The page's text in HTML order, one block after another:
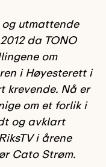
utmattende
da TONO
om
i Høyesterett i
krevende. Nå er
om et forlik i
og avklart
i årene
Cato Strøm.